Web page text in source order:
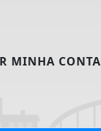
MINHA CONTA